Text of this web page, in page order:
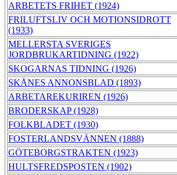
ARBETETS FRIHET (1924)
FRILUFTSLIV OCH MOTIONSIDROTT
(1933)
MELLERSTA SVERIGES
JORDBRUKARTIDNING (1922)
SKOGARNAS TIDNING (1926)
SKÅNES ANNONSBLAD (1893)
ARBETAREKURIREN (1926)
BRODERSKAP (1928)
FOLKBLADET (1930)
FOSTERLANDSVÄNNEN (1888)
GÖTEBORGSTRAKTEN (1923)
HULTSFREDSPOSTEN (1902)